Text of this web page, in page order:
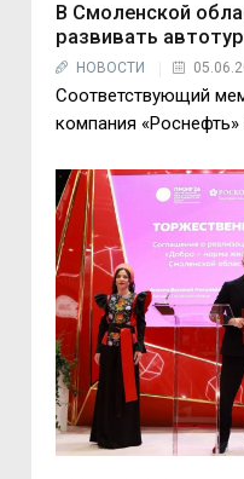
В Смоленской
развивать
НОВОСТИ
Соответствующий
компания «Роснефть»